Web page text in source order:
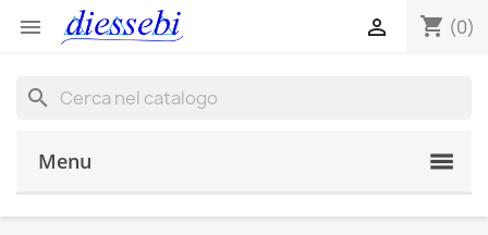
 shopping_cart (0)

search
Menu